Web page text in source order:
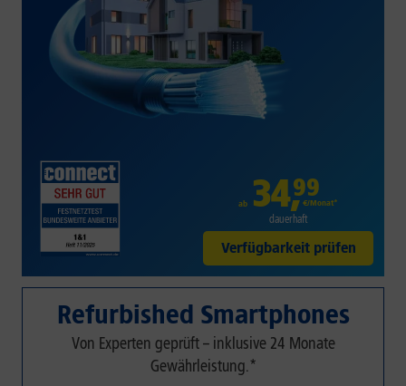
ab 34,99
€/Monat*
dauerhaft
Verfügbarkeit prüfen
Refurbished Smartphones
Von Experten geprüft – inklusive 24 Monate
Gewährleistung.*